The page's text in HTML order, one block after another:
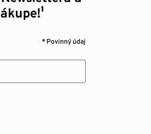
* Povinný údaj